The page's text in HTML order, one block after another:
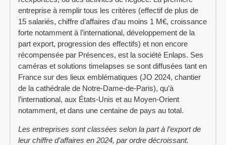
entreprise à remplir tous les critères (effectif de plus de
15 salariés, chiffre d’affaires d’au moins 1 M€, croissance
forte notamment à l’international, développement de la
part export, progression des effectifs) et non encore
récompensée par Présences, est la société Enlaps. Ses
caméras et solutions timelapses se sont diffusées tant en
France sur des lieux emblématiques (JO 2024, chantier
de la cathédrale de Notre-Dame-de-Paris), qu’à
l’international, aux États-Unis et au Moyen-Orient
notamment, et dans une centaine de pays au total.
Les entreprises sont classées selon la part à l’export de
leur chiffre d’affaires en 2024, par ordre décroissant.